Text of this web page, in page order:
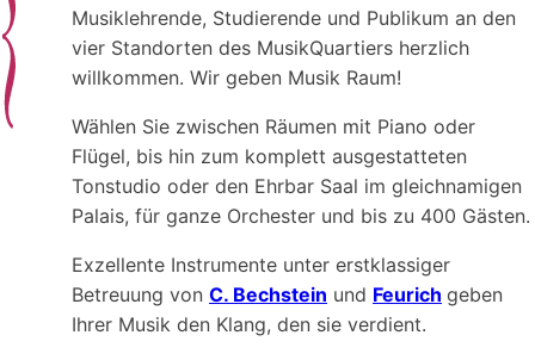
Musiklehrende, Studierende und Publikum an den
vier Standorten des MusikQuartiers herzlich
willkommen. Wir geben Musik Raum!
Wählen Sie zwischen Räumen mit Piano oder
Flügel, bis hin zum komplett ausgestatteten
Tonstudio oder den Ehrbar Saal im gleichnamigen
Palais, für ganze Orchester und bis zu 400 Gästen.
Exzellente Instrumente unter erstklassiger
Betreuung von C. Bechstein und Feurich geben
Ihrer Musik den Klang, den sie verdient.